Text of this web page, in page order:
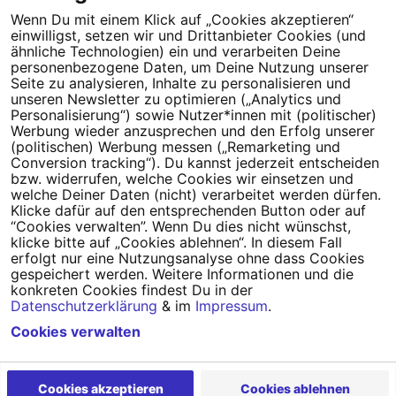
Tipps für deine Petition
Darum WeAct
Partnerprogramm
Erfolgreiche Petitionen
FAQs
Nutzungsbedingungen
Datenschutz
Impressum
Cookie-Einstellungen
Powered byCampact
Wenn Du mit einem Klick auf „Cookies akzeptieren“
einwilligst, setzen wir und Drittanbieter Cookies (und
ähnliche Technologien) ein und verarbeiten Deine
personenbezogene Daten, um Deine Nutzung unserer
Seite zu analysieren, Inhalte zu personalisieren und
unseren Newsletter zu optimieren („Analytics und
Personalisierung“) sowie Nutzer*innen mit (politischer)
Werbung wieder anzusprechen und den Erfolg unserer
(politischen) Werbung messen („Remarketing und
Conversion tracking“). Du kannst jederzeit entscheiden
bzw. widerrufen, welche Cookies wir einsetzen und
welche Deiner Daten (nicht) verarbeitet werden dürfen.
Klicke dafür auf den entsprechenden Button oder auf
“Cookies verwalten”. Wenn Du dies nicht wünschst,
klicke bitte auf „Cookies ablehnen“. In diesem Fall
erfolgt nur eine Nutzungsanalyse ohne dass Cookies
gespeichert werden. Weitere Informationen und die
konkreten Cookies findest Du in der
Datenschutzerklärung & im Impressum.
Cookies akzeptieren Cookies ablehnen
Cookies verwalten